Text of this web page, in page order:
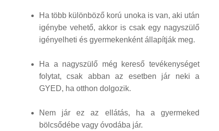
Ha több különböző korú unoka is van, aki után
igénybe vehető, akkor is csak egy nagyszülő
igényelheti és gyermekenként állapítják meg.
Ha a nagyszülő még kereső tevékenységet
folytat, csak abban az esetben jár neki a
GYED, ha otthon dolgozik.
Nem jár ez az ellátás, ha a gyermeked
bölcsődébe vagy óvodába jár.